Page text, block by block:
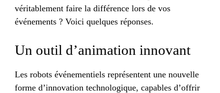
véritablement faire la différence lors de vos
événements ? Voici quelques réponses.
Un outil d’animation innovant
Les robots événementiels représentent une nouvelle
forme d’innovation technologique, capables d’offrir